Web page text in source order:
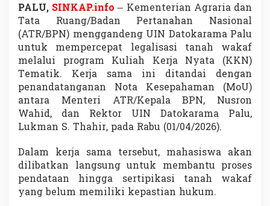
a
T
u
r
u
n
T
a
n
a
n
r
u
s
S
e
PALU, SINKAP.info – Kementerian Agraria dan
Tata Ruang/Badan Pertanahan Nasional
(ATR/BPN) menggandeng UIN Datokarama Palu
untuk mempercepat legalisasi tanah wakaf
melalui program Kuliah Kerja Nyata (KKN)
Tematik. Kerja sama ini ditandai dengan
penandatanganan Nota Kesepahaman (MoU)
antara Menteri ATR/Kepala BPN, Nusron
Wahid, dan Rektor UIN Datokarama Palu,
Lukman S. Thahir, pada Rabu (01/04/2026).
Dalam kerja sama tersebut, mahasiswa akan
dilibatkan langsung untuk membantu proses
pendataan hingga sertipikasi tanah wakaf
yang belum memiliki kepastian hukum.